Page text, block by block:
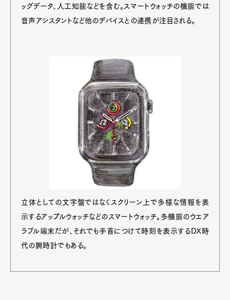
ッグデータ、人工知能などを含む。スマートウォッチの機能では
音声アシスタントなど他のデバイスとの連携が注目される。
立体としての文字盤ではなくスクリーン上で多様な情報を表
示するアップルウォッチなどのスマートウォッチ。多機能のウエア
ラブル端末だが、それでも手首につけて時刻を表示するDX時
代の腕時計でもある。